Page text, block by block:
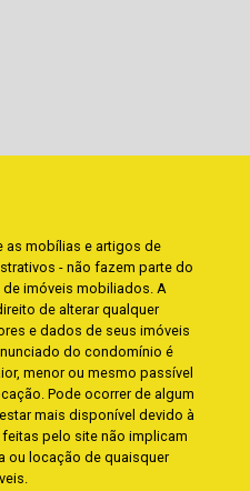
as mobílias e artigos de
- não fazem parte do
imóveis mobiliados. A
de alterar qualquer
e dados de seus imóveis
do condomínio é
menor ou mesmo passível
Pode ocorrer de algum
mais disponível devido à
pelo site não implicam
ou locação de quaisquer